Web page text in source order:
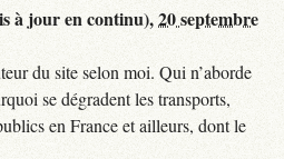
à jour en continu),20 septembre
du site selon moi. Qui n’aborde
se dégradent les transports,
en France et ailleurs, dont le